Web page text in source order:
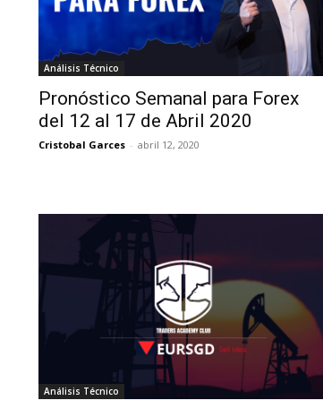
Análisis Técnico
Pronóstico Semanal para Forex
del 12 al 17 de Abril 2020
Cristobal Garces - abril 12, 2020
Análisis Técnico